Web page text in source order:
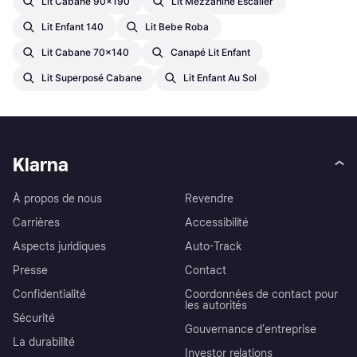
Lit Enfant 140 Lit Bebe Roba
Lit Cabane 70x140 Canapé Lit Enfant
Lit Superposé Cabane Lit Enfant Au Sol
Klarna
À propos de nous
Carrières
Aspects juridiques
Presse
Confidentialité
Sécurité
La durabilité
Revendre
Accessibilité
Auto-Track
Contact
Coordonnées de contact pour
les autorités
Gouvernance d’entreprise
Investor relations